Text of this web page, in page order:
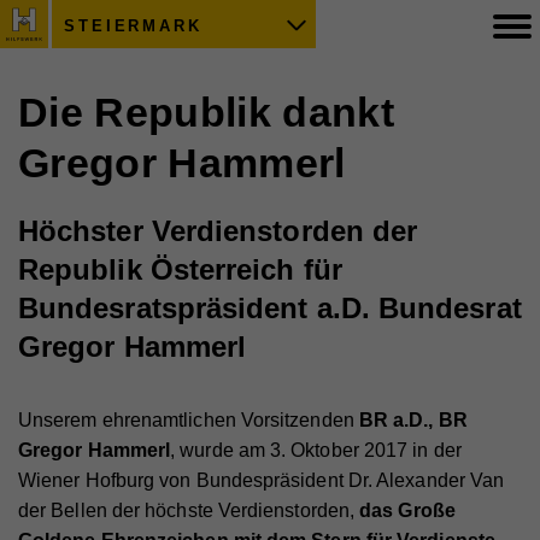
STEIERMARK
Die Republik dankt
Gregor Hammerl
Höchster Verdienstorden der
Republik Österreich für
Bundesratspräsident a.D. Bundesrat
Gregor Hammerl
Unserem ehrenamtlichen Vorsitzenden BR a.D., BR
Gregor Hammerl , wurde am 3. Oktober 2017 in der
Wiener Hofburg von Bundespräsident Dr. Alexander Van
der Bellen der höchste Verdienstorden,das Große